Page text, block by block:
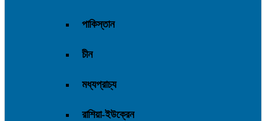
পাকিস্তান
চীন
মধ্যপ্রাচ্য
রাশিয়া-ইউক্রেন